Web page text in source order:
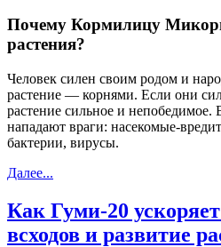
Почему Кормилицу
растения?
Человек силен своим родом и
растение — корнями. Если они
растение сильное и непобедимое.
нападают враги: насекомые-
бактерии, вирусы.
Далее...
Как Гуми-20
всходов и развитие